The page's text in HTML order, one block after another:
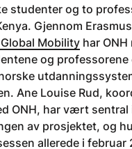
studenter og to
Gjennom
Mobility har
og professorene
Ane Louise Rud,
ONH, har vært sentral
av prosjektet, og
allerede i februar